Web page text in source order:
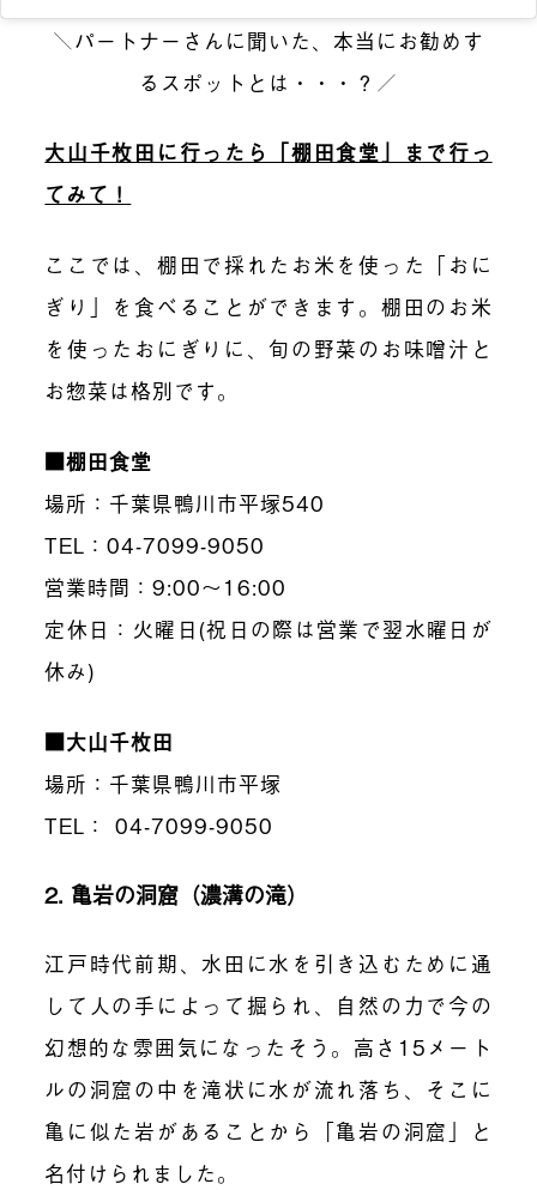
＼パートナーさんに聞いた、本当にお勧めす
るスポットとは・・・？／
大山千枚田に行ったら「棚田食堂」まで行っ
てみて！
ここでは、棚田で採れたお米を使った「おに
ぎり」を食べることができます。棚田のお米
を使ったおにぎりに、旬の野菜のお味噌汁と
お惣菜は格別です。
■棚田食堂
場所：千葉県鴨川市平塚540
TEL：04-7099-9050
営業時間：9:00～16:00
定休日：火曜日(祝日の際は営業で翌水曜日が
休み)
■大山千枚田
場所：千葉県鴨川市平塚
TEL： 04-7099-9050
2. 亀岩の洞窟（濃溝の滝）
江戸時代前期、水田に水を引き込むために通
して人の手によって掘られ、自然の力で今の
幻想的な雰囲気になったそう。高さ15メート
ルの洞窟の中を滝状に水が流れ落ち、そこに
亀に似た岩があることから「亀岩の洞窟」と
名付けられました。